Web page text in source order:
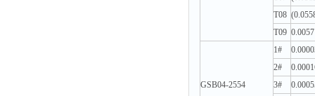
T08
T09 0.0057
GSB04-2554
1#
2#
3#